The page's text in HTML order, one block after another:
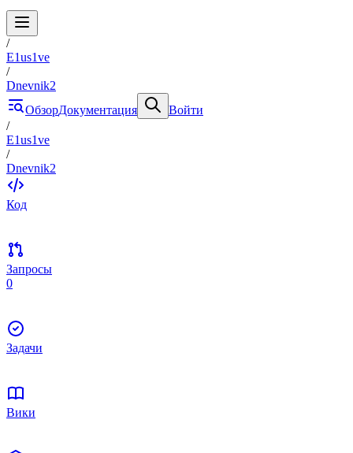
/
E1us1ve
/
Dnevnik2
ОбзорДокументация
Войти
/
E1us1ve
/
Dnevnik2
Код
Запросы
0
Задачи
Вики